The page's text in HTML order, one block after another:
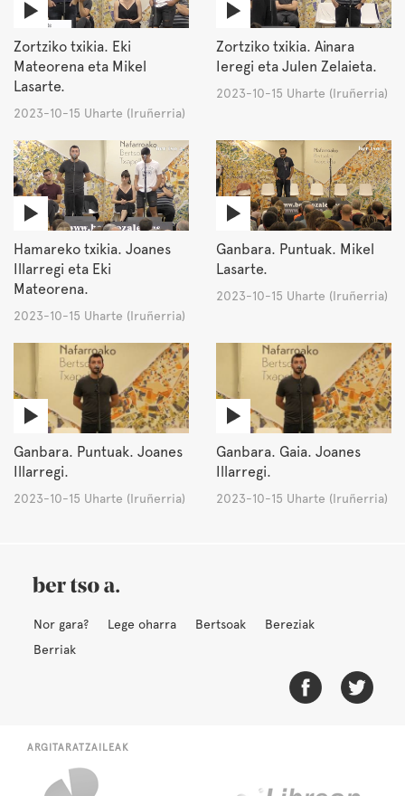
Zortziko txikia. Eki
Mateorena eta Mikel
Lasarte.
2023-10-15 Uharte (Iruñerria)
Zortziko txikia. Ainara
Ieregi eta Julen Zelaieta.
2023-10-15 Uharte (Iruñerria)
Hamareko txikia. Joanes
Illarregi eta Eki
Mateorena.
2023-10-15 Uharte (Iruñerria)
Ganbara. Puntuak. Mikel
Lasarte.
2023-10-15 Uharte (Iruñerria)
Ganbara. Puntuak. Joanes
Illarregi.
2023-10-15 Uharte (Iruñerria)
Ganbara. Gaia. Joanes
Illarregi.
2023-10-15 Uharte (Iruñerria)
Nor gara? Lege oharra Bertsoak
Bereziak
Berriak
ARGITARATZAILEAK